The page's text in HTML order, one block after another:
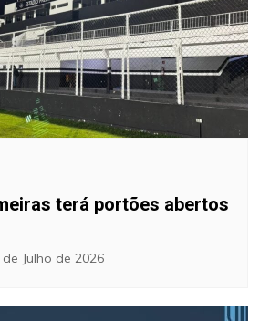
terá portões abertos
Julho de 2026